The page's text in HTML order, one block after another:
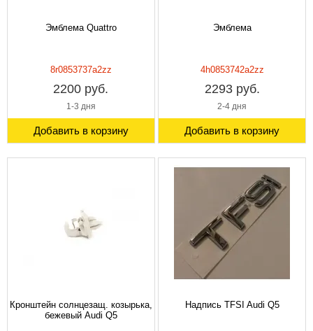
Эмблема Quattro
8r0853737a2zz
2200 руб.
1-3 дня
Добавить в корзину
Эмблема
4h0853742a2zz
2293 руб.
2-4 дня
Добавить в корзину
Кронштейн солнцезащ. козырька,
бежевый Audi Q5
Надпись TFSI Audi Q5